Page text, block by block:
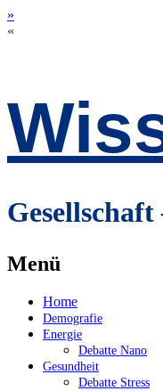
»
«
Menü
Zum
Inhalt
springen
Home
Demografie
Energie
Debatte Nano
Gesundheit
Debatte Stress